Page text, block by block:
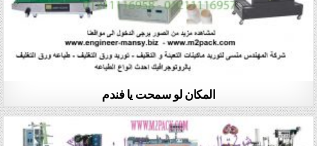
المكان لو سمحت يا فندم